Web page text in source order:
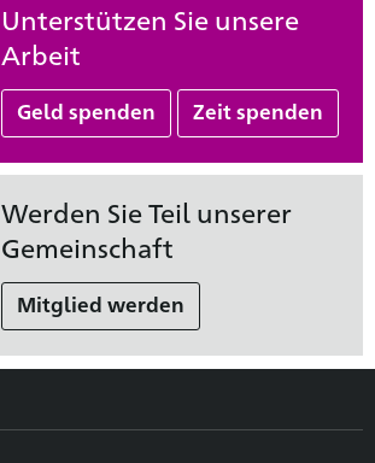
Unterstützen Sie unsere
Arbeit
Geld spenden Zeit spenden
Werden Sie Teil unserer
Gemeinschaft
Mitglied werden